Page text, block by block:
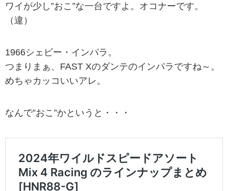
ワイが少し”おこ”な一台ですよ。オコナーです。
（違）
1966シェビー・インパラ。
つまりまぁ、FAST Xのダンテのインパラですね～。
めちゃカッコいいアレ。
なんで”おこ”かというと・・・